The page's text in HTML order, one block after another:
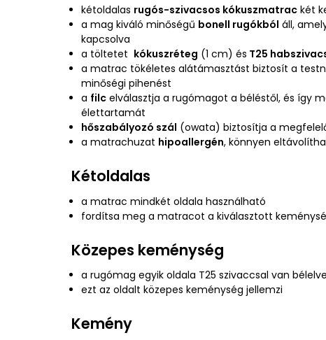
kétoldalas rugós-szivacsos kókuszmatrac két
a mag kiváló minőségű bonell rugókból áll,
kapcsolva
a töltetet kókuszréteg (1 cm) és T25
a matrac tökéletes alátámasztást biztosít a
minőségi pihenést
a filc elválasztja a rugómagot a béléstől, és így
élettartamát
hőszabályozó szál (owata) biztosítja a
a matrachuzat hipoallergén, könnyen
Kétoldalas
a matrac mindkét oldala használható
fordítsa meg a matracot a kiválasztott
Közepes keménység
a rugómag egyik oldala T25 szivaccsal van bélelve
ezt az oldalt közepes keménység jellemzi
Kemény